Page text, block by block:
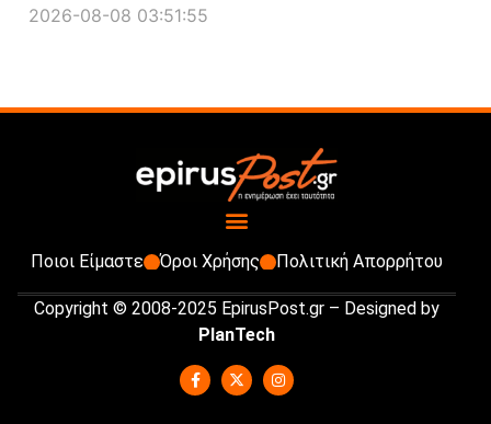
2026-08-08 03:51:55
Ποιοι Είμαστε Όροι Χρήσης Πολιτική Απορρήτου
Copyright © 2008-2025 EpirusPost.gr – Designed by
PlanTech